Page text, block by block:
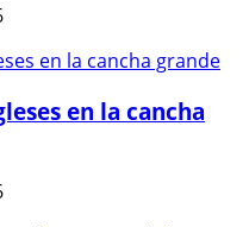
en la cancha